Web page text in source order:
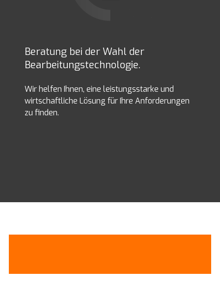
Beratung bei der Wahl der
Bearbeitungstechnologie.
Wir helfen Ihnen, eine leistungsstarke und
wirtschaftliche Lösung für Ihre Anforderungen
zu finden.